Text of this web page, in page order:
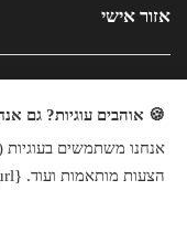
אזור אישי
כל
🍪 אוהבים עוגיות? גם
הצעות מותאמות ועוד. {url}